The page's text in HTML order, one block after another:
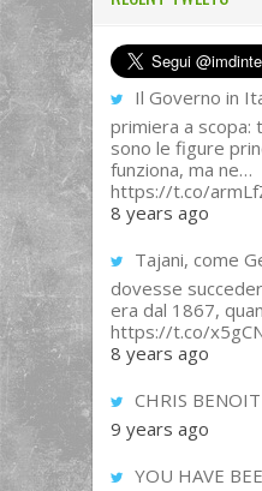
Il Governo in
primiera a scopa:
sono le figure
funziona, ma ne…
https://t.co/
8 years ago
Tajani, come
dovesse
era dal 1867,
https://t.co/
8 years ago
CHRIS BENOIT
9 years ago
YOU HAVE